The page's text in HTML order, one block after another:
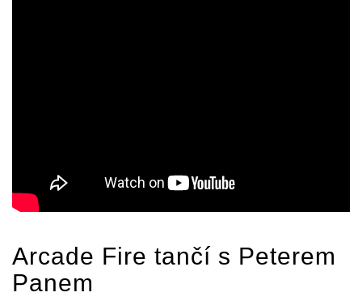
Arcade Fire tančí s Peterem
Panem